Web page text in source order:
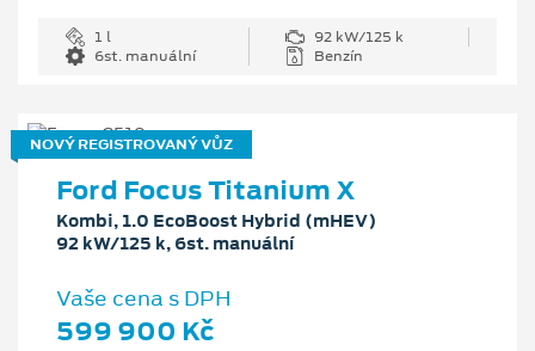
1 l
92 kW/125 k
6st. manuální
Benzín
NOVÝ REGISTROVANÝ VŮZ
Ford Focus Titanium X
Kombi, 1.0 EcoBoost Hybrid (mHEV)
92 kW/125 k, 6st. manuální
Vaše cena s DPH
599 900 Kč